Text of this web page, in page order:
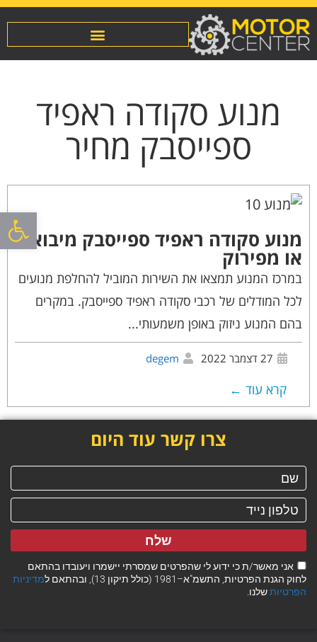
פתח
מנוע סקודה ראפיד
ספייסבק מחיר
מנוע סקודה ראפיד ספייסבק מיבוא
או מפירוק
במרכז המנוע תמצאו את השירות המוביל להחלפת מנועים
לכל המודלים של רכבי סקודה ראפיד ספייסבק. במקרים
בהם המנוע ניזוק באופן משמעותי...
27 דצמבר 2022 degem
קרא עוד ←
צרו קשר עוד היום
אני מאשר/ת כי ידוע לי שהפרטים שמסרתי יישמרו ויעובדו בהתאם
לחוק הגנת הפרטיות, התשמ"א–1981 (כולל תיקון 13), ובהתאם ל
מדיניות
הפרטיותשלנו.
שלח